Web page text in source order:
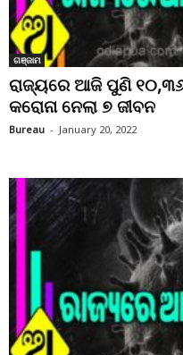
ଗଞ୍ଜାମ
ରାଜ୍ୟରେ ଆଜି ପୁଣି
କରୋନା ନେଲା ୭ ଜୀବନ
Bureau - January 20, 2022